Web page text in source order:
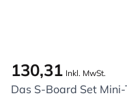
130,31 Inkl. MwSt.
Das S-Board Set